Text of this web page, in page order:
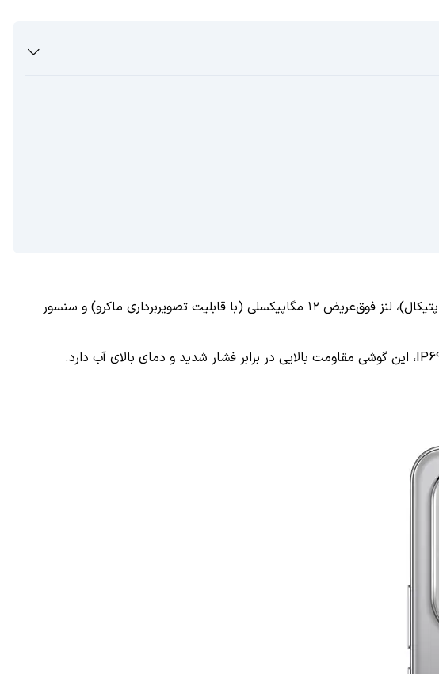
گوشی جدید غول فناوری چینی از دوربین اصلی ۲۰۰ مگاپیکسلی (سنسور 1/1.4 اینچی، گشودگی دیافراگم f/1.9 و لرزشگیر اپتیکال)، لنز فوق‌عریض ۱۲ مگاپیکسلی (با قابلیت تصویربرداری ماکرو) و سنسور